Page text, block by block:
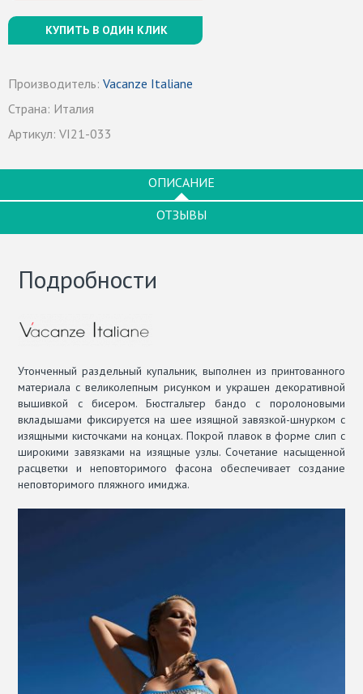
КУПИТЬ В ОДИН КЛИК
Производитель: Vacanze Italiane
Страна: Италия
Артикул: VI21-033
ОПИСАНИЕ
ОТЗЫВЫ
Подробности
Утонченный раздельный купальник, выполнен из принтованного
материала с великолепным рисунком и украшен декоративной
вышивкой с бисером. Бюстгальтер бандо с поролоновыми
вкладышами фиксируется на шее изящной завязкой-шнурком с
изящными кисточками на концах. Покрой плавок в форме слип с
широкими завязками на изящные узлы. Сочетание насыщенной
расцветки и неповторимого фасона обеспечивает создание
неповторимого пляжного имиджа.